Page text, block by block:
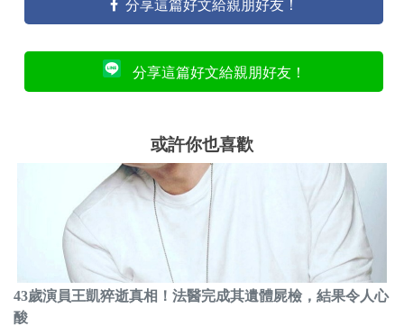
分享這篇好文給親朋好友！
分享這篇好文給親朋好友！
或許你也喜歡
43歲演員王凱猝逝真相！法醫完成其遺體屍檢，結果令人心
酸